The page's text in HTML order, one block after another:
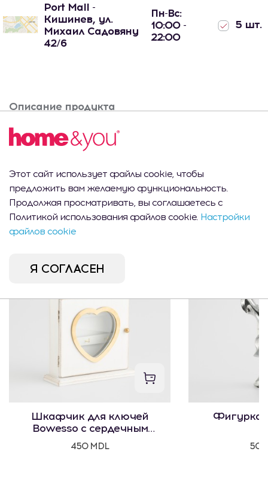
Port Mall -
Кишинев, ул.
Михаил Садовяну
42/6
Пн-Вс:
10:00 -
22:00
5 шт.
Описание продукта
Палочки для диффузор H40 X20
Вам это может
понравиться
Шкафчик для ключей
Bowesso с сердечным
мотивом
450 MDL
Фигурка
500
Этот сайт использует файлы cookie, чтобы
предложить вам желаемую функциональность.
Продолжая просматривать, вы соглашаетесь с
Политикой использования файлов cookie. Настройки
файлов cookie
Я СОГЛАСЕН